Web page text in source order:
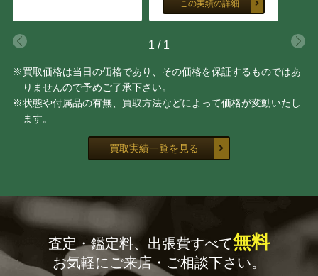
ネイト・ジョルジオ 前田 麻里
坂本 繁二郎 クロード・ワイズバッシュ
尾身周三
糸園 和三郎
林 喜市郎 ダニエル・ボネック
この実績の詳細
1 / 1
※買取価格は当日の価格であり、その価格を保証するものではあ
りませんので予めご了承下さい。
※状態や付属品の有無、買取方法などによって価格が変動いたし
ます。
買取実績一覧を見る
査定・鑑定料、出張費すべて無料
お気軽にご来店・ご相談下さい。